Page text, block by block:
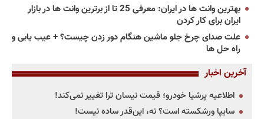
بهترین وانت ها در ایران: معرفی 25 تا از برترین وانت ها در بازار
ایران برای کار کردن
علت صدای چرخ جلو ماشین هنگام دور زدن چیست؟ + عیب یابی و
راه حل ها
آخرین اخبار
اطلاعیه پرشیا خودرو؛ قیمت نیسان ترا تغییر نمی‌کند!
سایپا ورشکسته است؟ نه، این‌قدر ساده نیست!